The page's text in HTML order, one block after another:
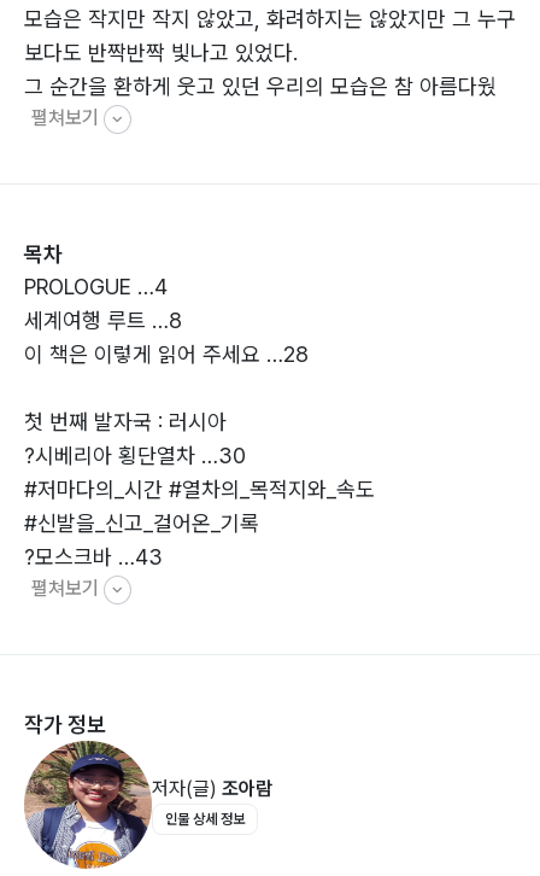
모습은 작지만 작지 않았고, 화려하지는 않았지만 그 누구
보다도 반짝반짝 빛나고 있었다.
그 순간을 환하게 웃고 있던 우리의 모습은 참 아름다웠
다.
펼쳐보기
목차
PROLOGUE …4
세계여행 루트 …8
이 책은 이렇게 읽어 주세요 …28
첫 번째 발자국 : 러시아
?시베리아 횡단열차 …30
#저마다의_시간 #열차의_목적지와_속도
#신발을_신고_걸어온_기록
?모스크바 …43
#베푸는_삶
두 번째 발자국 : 유럽
?에스토니아 탈린 …62
#길이라는_것은
?리투아니아 빌뉴스 …69
펼쳐보기
작가 정보
저자(글) 조아람
인물 상세 정보